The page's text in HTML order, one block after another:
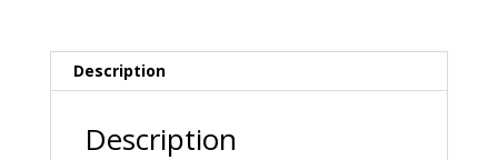
Stooges
et
histoires
Description
Description